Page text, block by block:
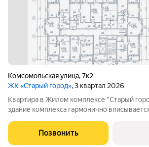
Комсомольская улица,7к2
ЖК «Старый город», 3 квартал 2026
Квартира в Жилом комплексе "Старый
здание комплекса гармонично
различных планировок ждут своих
Современные технологии и
Позвонить